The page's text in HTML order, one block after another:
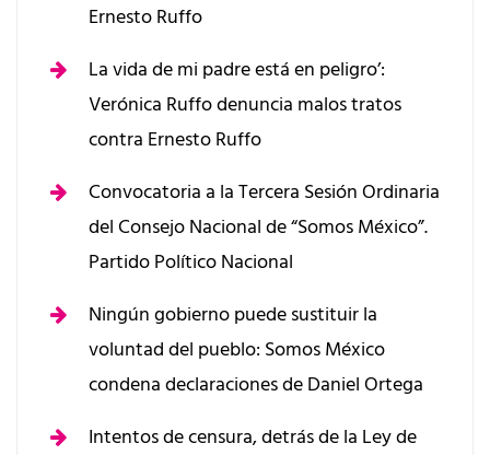
Ernesto Ruffo
La vida de mi padre está en peligro’:
Verónica Ruffo denuncia malos tratos
contra Ernesto Ruffo
Convocatoria a la Tercera Sesión Ordinaria
del Consejo Nacional de “Somos México”.
Partido Político Nacional
Ningún gobierno puede sustituir la
voluntad del pueblo: Somos México
condena declaraciones de Daniel Ortega
Intentos de censura, detrás de la Ley de